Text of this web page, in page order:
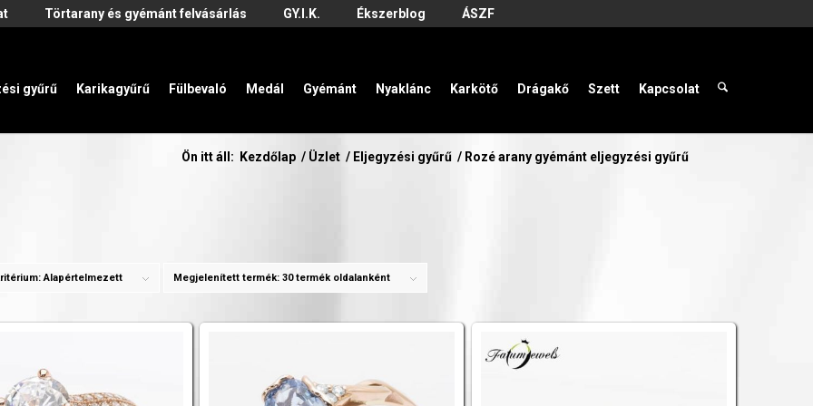
Törtarany és gyémánt felvásárlás GY.I.K. Ékszerblog ÁSZF
gyűrű Karikagyűrű Fülbevaló Medál Gyémánt Nyaklánc Karkötő Drágakő Szett Kapcsolat
Ön itt áll: Kezdőlap / Üzlet / Eljegyzési gyűrű / Rozé arany gyémánt eljegyzési gyűrű
Alapértelmezett Megjelenített termék: 30 termék oldalanként